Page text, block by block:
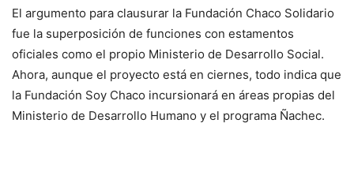
El argumento para clausurar la Fundación Chaco Solidario
fue la superposición de funciones con estamentos
oficiales como el propio Ministerio de Desarrollo Social.
Ahora, aunque el proyecto está en ciernes, todo indica que
la Fundación Soy Chaco incursionará en áreas propias del
Ministerio de Desarrollo Humano y el programa Ñachec.